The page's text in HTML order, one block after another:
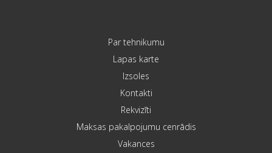
Par tehnikumu
Lapas karte
Izsoles
Kontakti
Rekvizīti
Maksas pakalpojumu cenrādis
Vakances